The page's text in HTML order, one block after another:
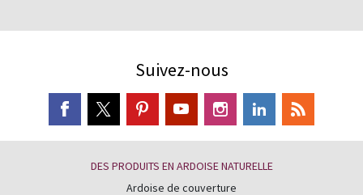
Suivez-nous
DES PRODUITS EN ARDOISE NATURELLE
Ardoise de couverture